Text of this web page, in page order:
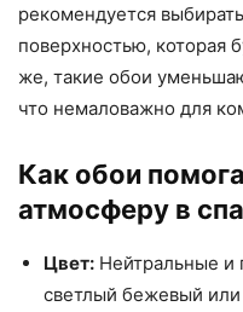
рекомендуется
поверхностью, которая
же, такие обои
что немаловажно для
Как обои
атмосферу в
Цвет: Нейтральные и
светлый бежевый